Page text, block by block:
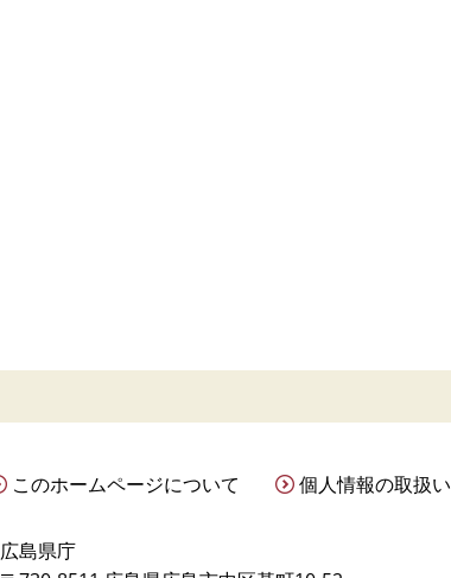
このホームページについて 個人情報の取扱い
広島県庁